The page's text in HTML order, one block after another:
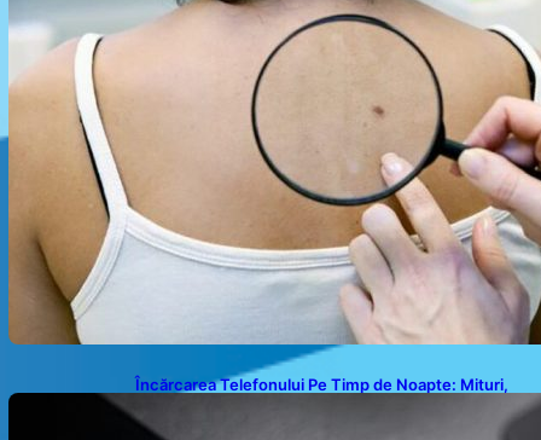
Încărcarea Telefonului Pe Timp de Noapte: Mituri,